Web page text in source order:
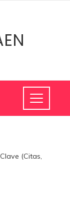
(Citas,